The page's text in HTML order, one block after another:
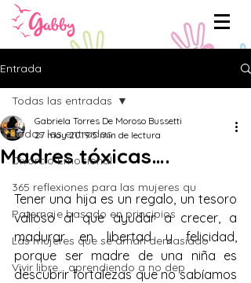
Entrada
Todas las entradas
Divorcio Emocional
365 reflexiones para las mujeres qu
Paternaje basado en principios
Las mujeres que se aman demasiado
Vivir libre... aprendiendo a no dep
Todas las entradas
Madres tóxicas….
Gabriela Torres De Moroso Bussetti
27 may 20195 min de lectura
Tener una hija es un regalo, un tesoro
valioso al que ayudar a crecer, a
madurar en libertad y felicidad,
porque ser madre de una niña es
descubrir fortalezas que no sabíamos